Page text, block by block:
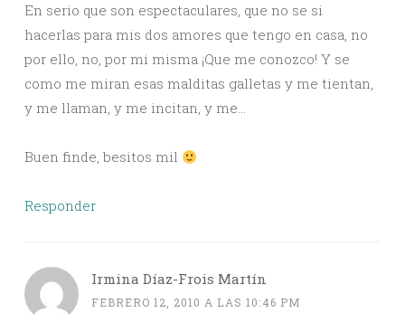
En serio que son espectaculares, que no se si
hacerlas para mis dos amores que tengo en casa, no
por ello, no, por mi misma ¡Que me conozco! Y se
como me miran esas malditas galletas y me tientan,
y me llaman, y me incitan, y me…
Buen finde, besitos mil
Responder
Irmina Díaz-Frois Martín
FEBRERO 12, 2010 A LAS 10:46 PM